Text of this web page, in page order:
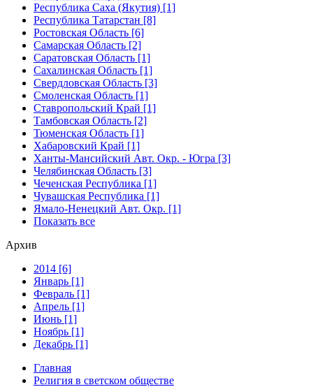
Республика Саха (Якутия) [1]
Республика Татарстан [8]
Ростовская Область [6]
Самарская Область [2]
Саратовская Область [1]
Сахалинская Область [1]
Свердловская Область [3]
Смоленская Область [1]
Ставропольский Край [1]
Тамбовская Область [2]
Тюменская Область [1]
Хабаровский Край [1]
Ханты-Мансийский Авт. Окр. - Югра [3]
Челябинская Область [3]
Чеченская Республика [1]
Чувашская Республика [1]
Ямало-Ненецкий Авт. Окр. [1]
Показать все
Архив
2014 [6]
Январь [1]
Февраль [1]
Апрель [1]
Июнь [1]
Ноябрь [1]
Декабрь [1]
Главная
Религия в светском обществе